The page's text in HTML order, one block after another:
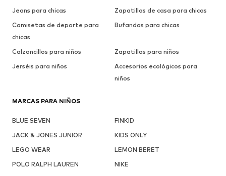
Jeans para chicas
Zapatillas de casa para chicas
Camisetas de deporte para
chicas
Bufandas para chicas
Calzoncillos para niños
Zapatillas para niños
Jerséis para niños
Accesorios ecológicos para
niños
MARCAS PARA NIÑOS
BLUE SEVEN
FINKID
JACK & JONES JUNIOR
KIDS ONLY
LEGO WEAR
LEMON BERET
POLO RALPH LAUREN
NIKE